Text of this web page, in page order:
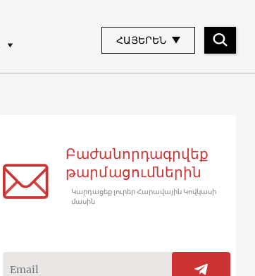
ՀԱՅԵՐԵՆ
Բաժանորդագրվեք
թարմացումներին
Կարդացեք լուրեր Հարավային Կովկասի
մասին